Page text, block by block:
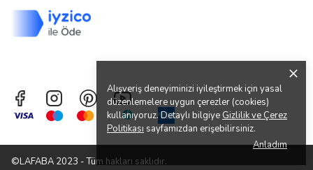
Alışveriş deneyiminizi iyileştirmek için yasal
düzenlemelere uygun çerezler (cookies)
kullanıyoruz. Detaylı bilgiye Gizlilik ve Çerez
Politikası sayfamızdan erişebilirsiniz.
Anladım
©LAFABA 2023 - Tüm hakları saklıdır.